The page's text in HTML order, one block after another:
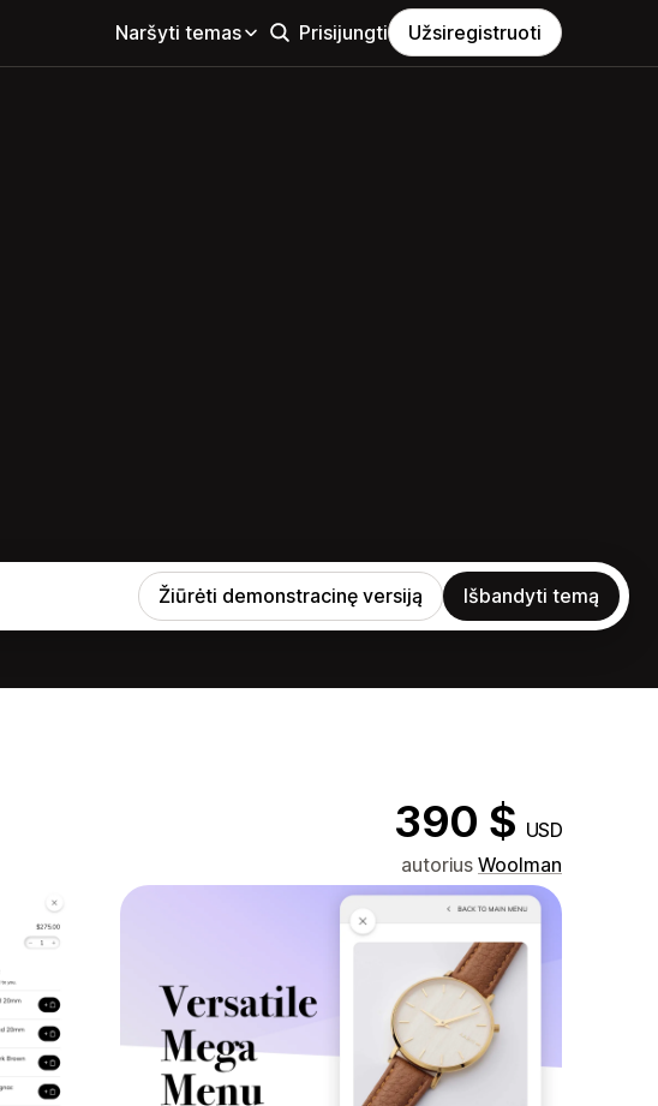
Naršyti temas Prisijungti Užsiregistruoti
Žiūrėti demonstracinę versiją Išbandyti temą
390 $ USD
autorius Woolman